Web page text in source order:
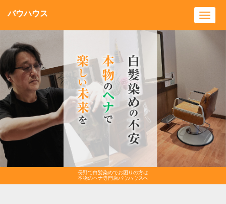
長野で白髪染めでお困りの方は
本物のヘナ専門店バウハウスへ
バウハウス